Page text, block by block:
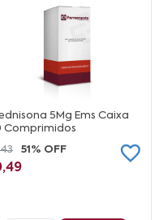
5Mg Ems Caixa
Comprimidos
51% OFF